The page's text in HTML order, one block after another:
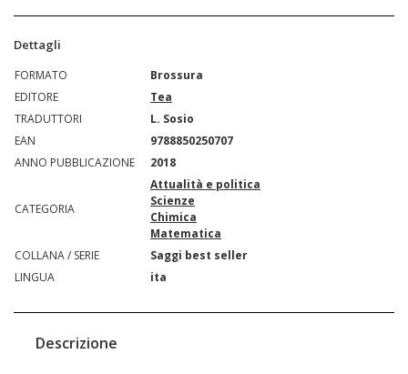
Dettagli
FORMATO
Brossura
EDITORE
Tea
TRADUTTORI
L. Sosio
EAN
9788850250707
ANNO PUBBLICAZIONE
2018
CATEGORIA
Attualità e politica
Scienze
Chimica
Matematica
COLLANA / SERIE
Saggi best seller
LINGUA
ita
Descrizione